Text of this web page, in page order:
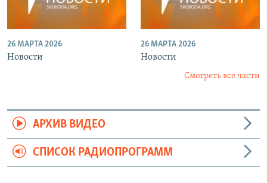
26 МАРТА 2026
Новости
26 МАРТА 2026
Новости
Смотреть все части
АРХИВ ВИДЕО
СПИСОК РАДИОПРОГРАММ